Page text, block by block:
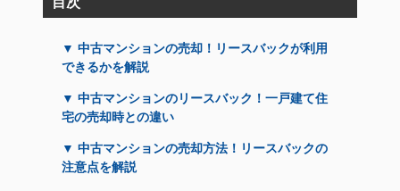
▼ 中古マンションの売却！リースバックが利用
できるかを解説
▼ 中古マンションのリースバック！一戸建て住
宅の売却時との違い
▼ 中古マンションの売却方法！リースバックの
注意点を解説